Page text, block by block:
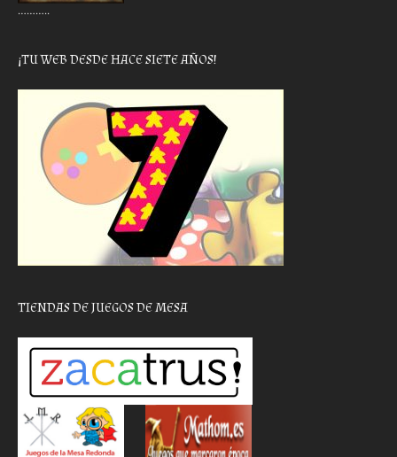
………..
¡TU WEB DESDE HACE SIETE AÑOS!
TIENDAS DE JUEGOS DE MESA